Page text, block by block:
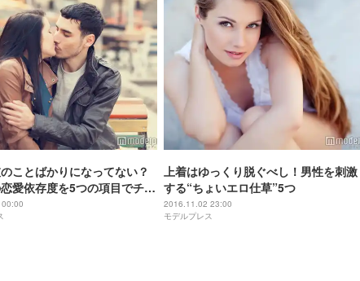
ことばかりになってない？
愛依存度を5つの項目でチェ
上着はゆっくり脱ぐべし！男性を刺激
する“ちょいエロ仕草”5つ
2016.11.02 23:00
モデルプレス